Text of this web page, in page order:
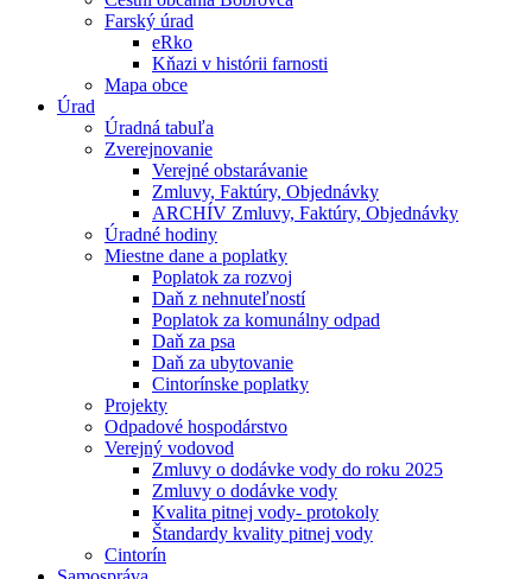
Farský úrad
eRko
Kňazi v histórii farnosti
Mapa obce
Úrad
Úradná tabuľa
Zverejnovanie
Verejné obstarávanie
Zmluvy, Faktúry, Objednávky
ARCHÍV Zmluvy, Faktúry, Objednávky
Úradné hodiny
Miestne dane a poplatky
Poplatok za rozvoj
Daň z nehnuteľností
Poplatok za komunálny odpad
Daň za psa
Daň za ubytovanie
Cintorínske poplatky
Projekty
Odpadové hospodárstvo
Verejný vodovod
Zmluvy o dodávke vody do roku 2025
Zmluvy o dodávke vody
Kvalita pitnej vody- protokoly
Štandardy kvality pitnej vody
Cintorín